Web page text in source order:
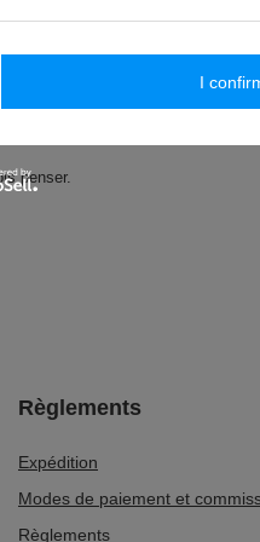
moments où tu n’as pas
penser.
Règlements
Expédition
Modes de paiement et
Règlements
I